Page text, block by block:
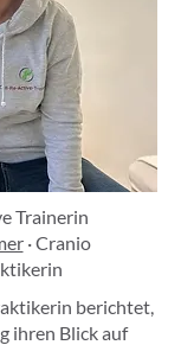
Trainerin
· Cranio
berichtet,
ihren Blick auf